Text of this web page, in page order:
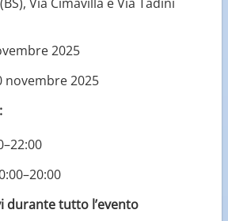
2025
novembre 2025
durante tutto l’evento